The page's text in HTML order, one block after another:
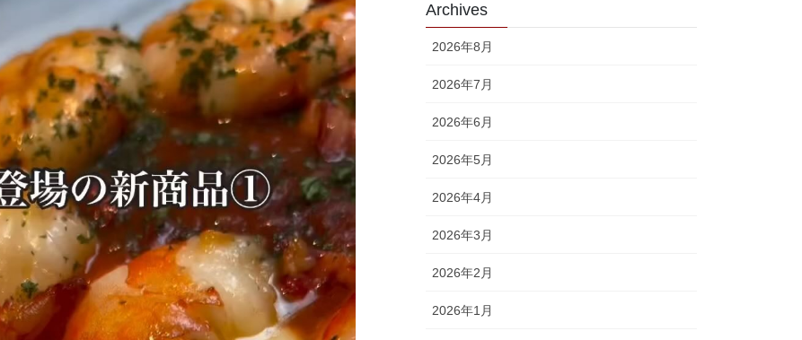
Archives
2026年8月
2026年7月
2026年6月
2026年5月
2026年4月
2026年3月
2026年2月
2026年1月